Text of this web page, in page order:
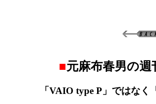
■元麻布春男の
「VAIO type P」ではな